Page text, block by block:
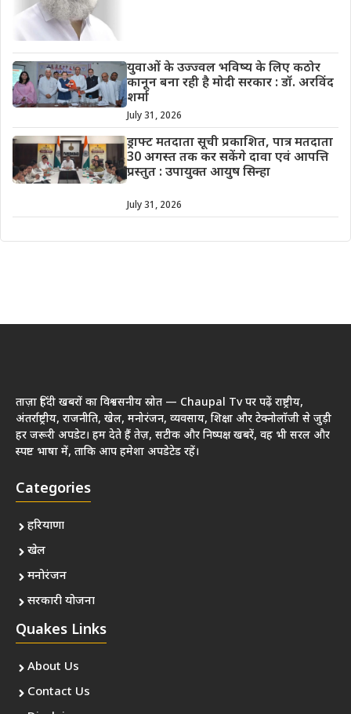
युवाओं के उज्ज्वल भविष्य के लिए कठोर
कानून बना रही है मोदी सरकार : डॉ. अरविंद
शर्मा
July 31, 2026
ड्राफ्ट मतदाता सूची प्रकाशित, पात्र मतदाता
30 अगस्त तक कर सकेंगे दावा एवं आपत्ति
प्रस्तुत : उपायुक्त आयुष सिन्हा
July 31, 2026
ताज़ा हिंदी खबरों का विश्वसनीय स्रोत — Chaupal Tv पर पढ़ें राष्ट्रीय,
अंतर्राष्ट्रीय, राजनीति, खेल, मनोरंजन, व्यवसाय, शिक्षा और टेक्नोलॉजी से जुड़ी
हर जरूरी अपडेट। हम देते हैं तेज़, सटीक और निष्पक्ष खबरें, वह भी सरल और
स्पष्ट भाषा में, ताकि आप हमेशा अपडेटेड रहें।
Categories
हरियाणा
खेल
मनोरंजन
सरकारी योजना
Quakes Links
About Us
Contact Us